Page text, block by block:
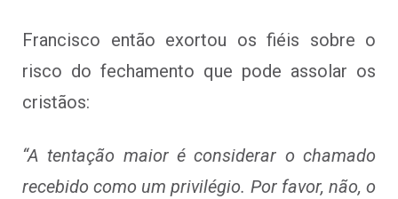
Francisco então exortou os fiéis sobre o
risco do fechamento que pode assolar os
cristãos:
“A tentação maior é considerar o chamado
recebido como um privilégio. Por favor, não, o